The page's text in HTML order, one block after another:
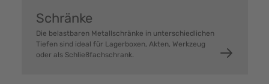
Schränke
Die belastbaren Metallschränke in unterschiedlichen
Tiefen sind ideal für Lagerboxen, Akten, Werkzeug
oder als Schließfachschrank.